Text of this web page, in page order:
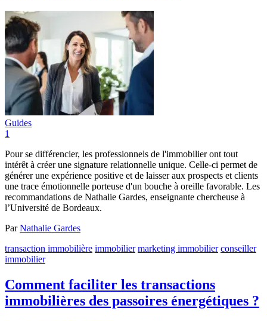
Guides
1
Pour se différencier, les professionnels de l'immobilier ont tout
intérêt à créer une signature relationnelle unique. Celle-ci permet de
générer une expérience positive et de laisser aux prospects et clients
une trace émotionnelle porteuse d'un bouche à oreille favorable. Les
recommandations de Nathalie Gardes, enseignante chercheuse à
l’Université de Bordeaux.
ParNathalie Gardes
transaction immobilière immobilier marketing immobilier conseiller
immobilier
Comment faciliter les transactions
immobilières des passoires énergétiques ?